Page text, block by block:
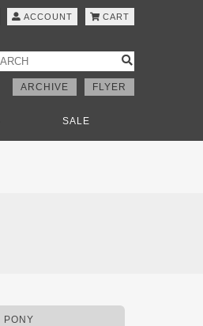
ACCOUNT CART
ARCHIVE FLYER
SALE
PONY